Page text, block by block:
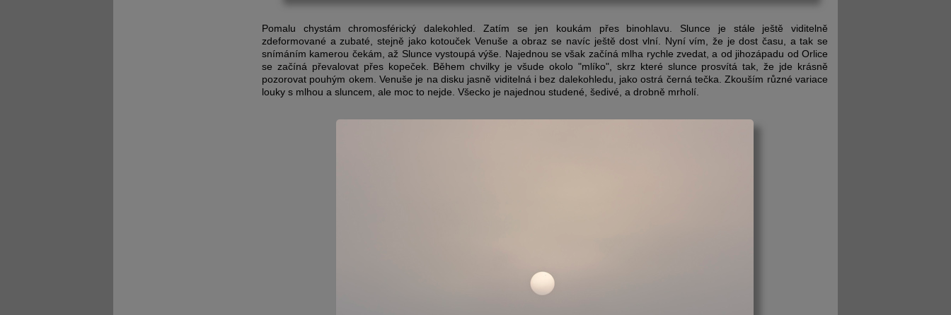
Pomalu chystám chromosférický dalekohled. Zatím se jen koukám přes binohlavu. Slunce je stále ještě viditelně
zdeformované a zubaté, stejně jako kotouček Venuše a obraz se navíc ještě dost vlní. Nyní vím, že je dost času, a tak se
snímáním kamerou čekám, až Slunce vystoupá výše. Najednou se však začíná mlha rychle zvedat, a od jihozápadu od Orlice
se začíná převalovat přes kopeček. Během chvilky je všude okolo "mlíko", skrz které slunce prosvítá tak, že jde krásně
pozorovat pouhým okem. Venuše je na disku jasně viditelná i bez dalekohledu, jako ostrá černá tečka. Zkouším různé variace
louky s mlhou a sluncem, ale moc to nejde. Všecko je najednou studené, šedivé, a drobně mrholí.